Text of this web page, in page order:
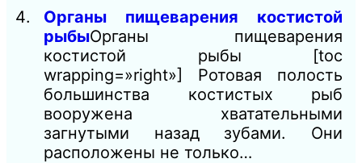
Органы пищеварения костистой
рыбыОрганы пищеварения
костистой рыбы [toc
wrapping=»right»] Ротовая полость
большинства костистых рыб
вооружена хватательными
загнутыми назад зубами. Они
расположены не только…